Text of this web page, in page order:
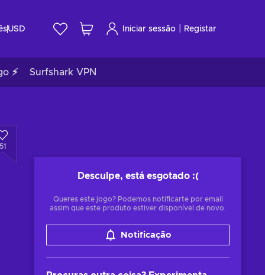
USD Iniciar sessão Registar
⚡ Surfshark VPN
51
Desculpe, está esgotado :(
Queres este jogo? Podemos notificarte por email
assim que este produto estiver disponível de novo.
Notificação